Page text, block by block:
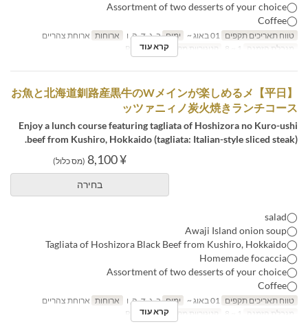
◯Assortment of two desserts of your choice
◯Coffee
טווח תאריכים תקפים ימים ב, ג, ד, ה, ו ארוחות ארוחת צהריים
מגבלת הזמנה
קטגוריית מקום Restaurant
קרא עוד
【平日】お魚と北海道釧路産黒牛のWメインが楽しめるメ
ッツァニィノ炭火焼きランチコース
Enjoy a lunch course featuring tagliata of Hoshizora no Kuro-ushi
beef from Kushiro, Hokkaido (tagliata: Italian-style sliced steak).
¥ 8,100 (מס כלול)
בחירה
◯salad
◯Awaji Island onion soup
◯Tagliata of Hoshizora Black Beef from Kushiro, Hokkaido
◯Homemade focaccia
◯Assortment of two desserts of your choice
◯Coffee
טווח תאריכים תקפים ימים ב, ג, ד, ה, ו ארוחות ארוחת צהריים
מגבלת הזמנה
קטגוריית מקום Restaurant
קרא עוד